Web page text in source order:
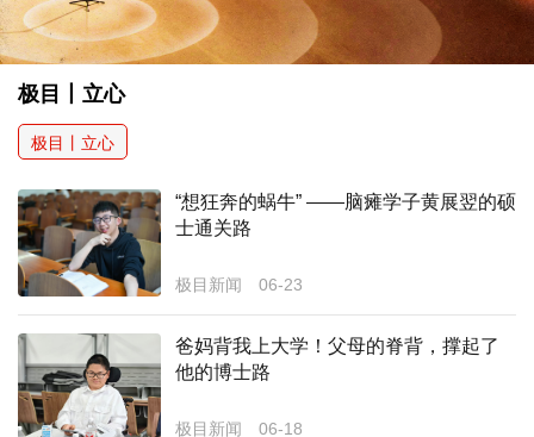
湖北
武汉
世相
环球
专题
极客圈
科教
极目丨立心
极目丨立心
“想狂奔的蜗牛” ——脑瘫学子黄展翌的硕
士通关路
极目新闻 06-23
爸妈背我上大学！父母的脊背，撑起了
他的博士路
极目新闻 06-18